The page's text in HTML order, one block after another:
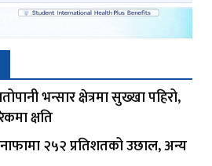
भन्सार क्षेत्रमा सुख्खा पहिरो,
क्षति
२५२ प्रतिशतको उछाल, अन्य